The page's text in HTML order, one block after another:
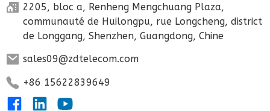
2205, bloc a, Renheng Mengchuang Plaza,
communauté de Huilongpu, rue Longcheng, district
de Longgang, Shenzhen, Guangdong, Chine
sales09@zdtelecom.com
+86 15622839649